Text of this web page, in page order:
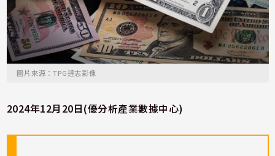
圖片來源：TPG達志影像
2024年12月20日(優分析產業數據中心)